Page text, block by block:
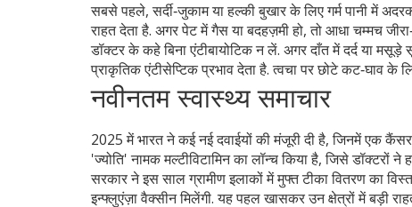
सबसे पहले, सर्दी‑जुकाम या हल्की बुखार के लिए गर्म पानी में
राहत देता है. अगर पेट में गैस या बदहज़मी हो, तो आधा चम्मच
डॉक्टर के कहे बिना एंटीबायोटिक न लें. अगर दाँत में दर्द या
प्राकृतिक एंटीसेप्टिक प्रभाव देता है. त्वचा पर छोटे कट‑घाव के
नवीनतम स्वास्थ्य समाचार
2025 में भारत ने कई नई दवाईयों की मंजूरी दी है, जिनमें एक
'ज्योति' नामक मल्टीविटामिन का लॉन्च किया है, जिसे
सरकार ने इस साल ग्रामीण इलाकों में मुफ्त टीका वितरण का
इन्फ्लुएंज़ा वैक्सीन मिलेंगी. यह पहल खासकर उन क्षेत्रों में बड़ी